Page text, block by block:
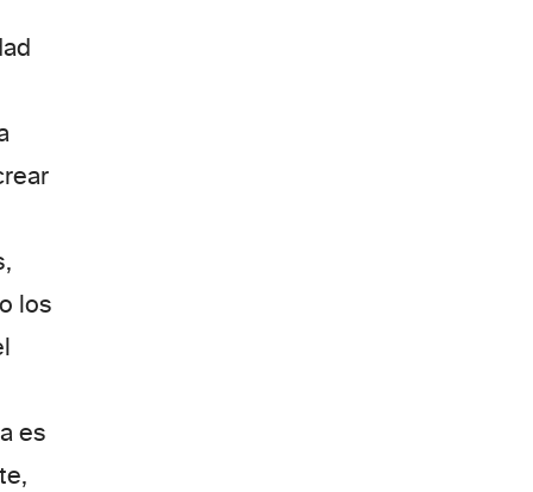
los
es